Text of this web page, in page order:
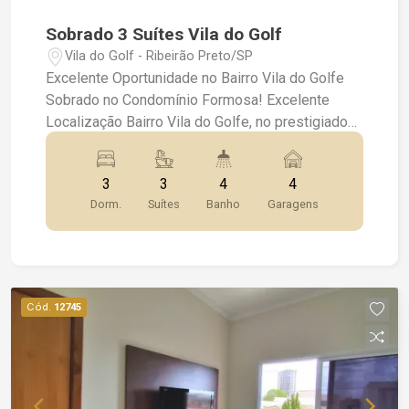
Sobrado 3 Suítes Vila do Golf
Vila do Golf - Ribeirão Preto/SP
Excelente Oportunidade no Bairro Vila do Golfe
Sobrado no Condomínio Formosa! Excelente
Localização Bairro Vila do Golfe, no prestigiado
Condomínio Formosa, de alto padrão e
segurança! Sobrado de 360m² de terreno e
190m² de área construída, com acabamentos de
qualidade e muito espaço para sua família.
Características do Imóvel: 3 Suítes Lavabo
Cozinha Planejada Com armários e excelente
aproveitamento de espaço Lavanderia com
armários Organização e praticidade Quintal
Espaço para lazer e atividades ao ar livre Área
Gourmet com Churrasqueira Perfeita para
3
Dorm.
3
Suítes
4
Banho
4
Garagens
Cód. 12745